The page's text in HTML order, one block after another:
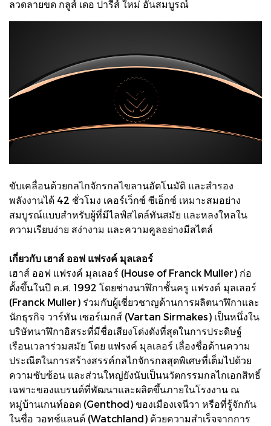
ลวดลายขด กลูส์ เดอ ปารีส์ ใหม่ อันสมบูรณ์
ขับเคลื่อนด้วยกลไกจักรกลไขลานอัตโนมัติ และสำรอง
พลังงานได้ 42 ชั่วโมง เคอร์เว็กซ์ ซีเอ็กซ์ เหมาะสมอย่าง
สมบูรณ์แบบสำหรับผู้ที่มีไลฟ์สไตล์ทันสมัย และหลงใหลใน
ความเรียบง่าย สง่างาม และความคูลอย่างมีสไตล์
เกี่ยวกับ เฮาส์ ออฟ แฟรงค์ มุลเลอร์
เฮาส์ ออฟ แฟรงค์ มุลเลอร์ (House of Franck Muller) ก่อ
ตั้งขึ้นในปี ค.ศ. 1992 โดยช่างนาฬิกาชั้นครู แฟรงค์ มุลเลอร์
(Franck Muller) ร่วมกับผู้เชี่ยวชาญด้านการผลิตนาฬิกาและ
นักธุรกิจ วาร์ทัน เซอร์เมกส์ (Vartan Sirmakes) เป็นหนึ่งใน
บริษัทนาฬิกาอิสระที่มีชื่อเสียงโด่งดังที่สุดในการประดิษฐ์
เรือนเวลาร่วมสมัย โดย แฟรงค์ มุลเลอร์ เลื่องชื่อด้านความ
ประณีตในการสร้างสรรค์กลไกจักรกลสุดพิเศษที่เต็มไปด้วย
ความซับซ้อน และส่วนใหญ่ยังนับเป็นนวัตกรรมกลไกเอกสิทธิ์
เฉพาะของแบรนด์ที่พัฒนาและผลิตขึ้นภายในโรงงาน ณ
หมู่บ้านเกนท์ออด (Genthod) ของเมืองเจนีวา หรือที่รู้จักกัน
ในชื่อ วอทช์แลนด์ (Watchland) ด้วยความสำเร็จจากการ